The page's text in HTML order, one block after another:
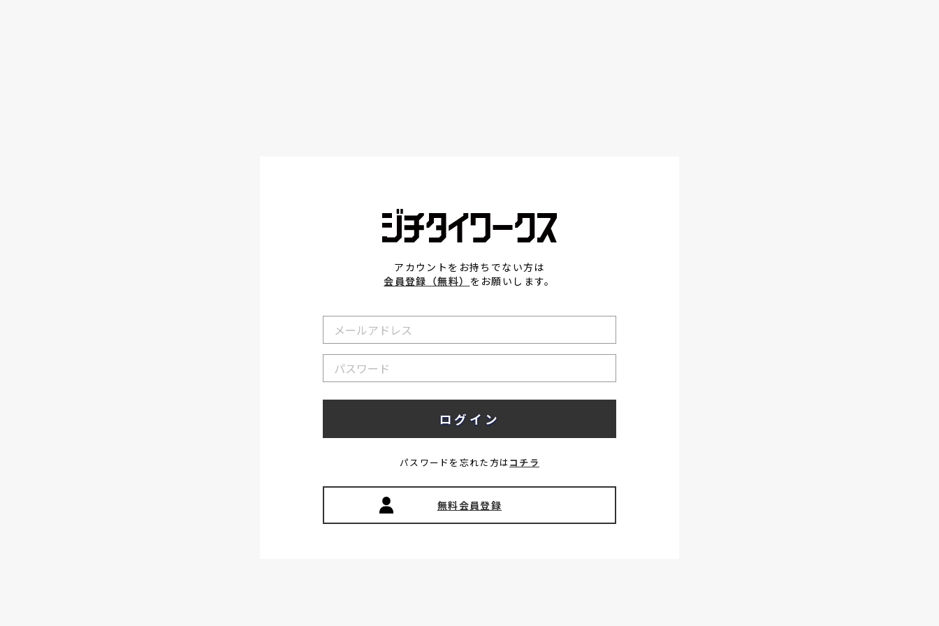
アカウントをお持ちでない方は
会員登録（無料） をお願いします。
パスワードを忘れた方はコチラ
無料会員登録